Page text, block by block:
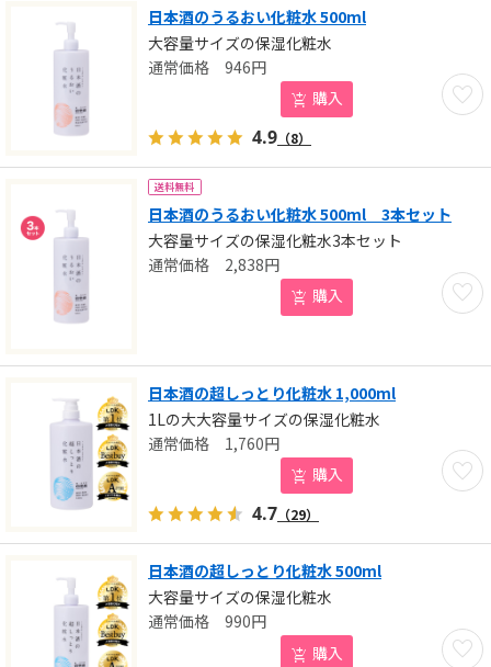
日本酒のうるおい化粧水 500ml
大容量サイズの保湿化粧水
お気
946円
購入
4.9 （8）
送料無料
日本酒のうるおい化粧水 500ml 3本セット
大容量サイズの保湿化粧水3本セット
お気
2,838円
購入
日本酒の超しっとり化粧水 1,000ml
1Lの大大容量サイズの保湿化粧水
お気
1,760円
購入
4.7 （29）
日本酒の超しっとり化粧水 500ml
大容量サイズの保湿化粧水
お気
990円
購入